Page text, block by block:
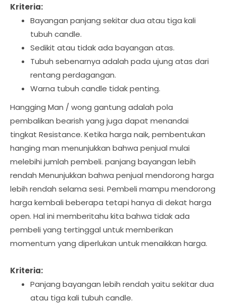
Kriteria:
Bayangan panjang sekitar dua atau tiga kali
tubuh candle.
Sedikit atau tidak ada bayangan atas.
Tubuh sebenarnya adalah pada ujung atas dari
rentang perdagangan.
Warna tubuh candle tidak penting.
Hangging Man / wong gantung adalah pola
pembalikan bearish yang juga dapat menandai
tingkat Resistance. Ketika harga naik, pembentukan
hanging man menunjukkan bahwa penjual mulai
melebihi jumlah pembeli. panjang bayangan lebih
rendah Menunjukkan bahwa penjual mendorong harga
lebih rendah selama sesi. Pembeli mampu mendorong
harga kembali beberapa tetapi hanya di dekat harga
open. Hal ini memberitahu kita bahwa tidak ada
pembeli yang tertinggal untuk memberikan
momentum yang diperlukan untuk menaikkan harga.
Kriteria:
Panjang bayangan lebih rendah yaitu sekitar dua
atau tiga kali tubuh candle.